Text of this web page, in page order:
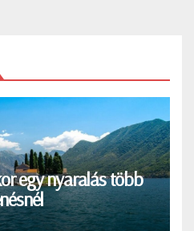
egy nyaralás több